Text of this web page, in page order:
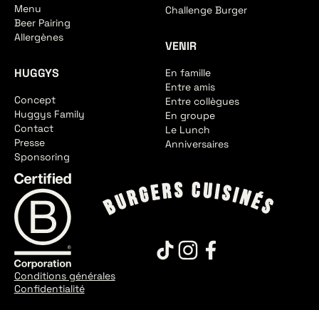
Menu
Beer Pairing
Allergènes
HUGGYS
Concept
Huggys Family
Contact
Presse
Sponsoring
Challenge Burger
VENIR
En famille
Entre amis
Entre collègues
En groupe
Le Lunch
Anniversaires
Conditions générales
Confidentialité